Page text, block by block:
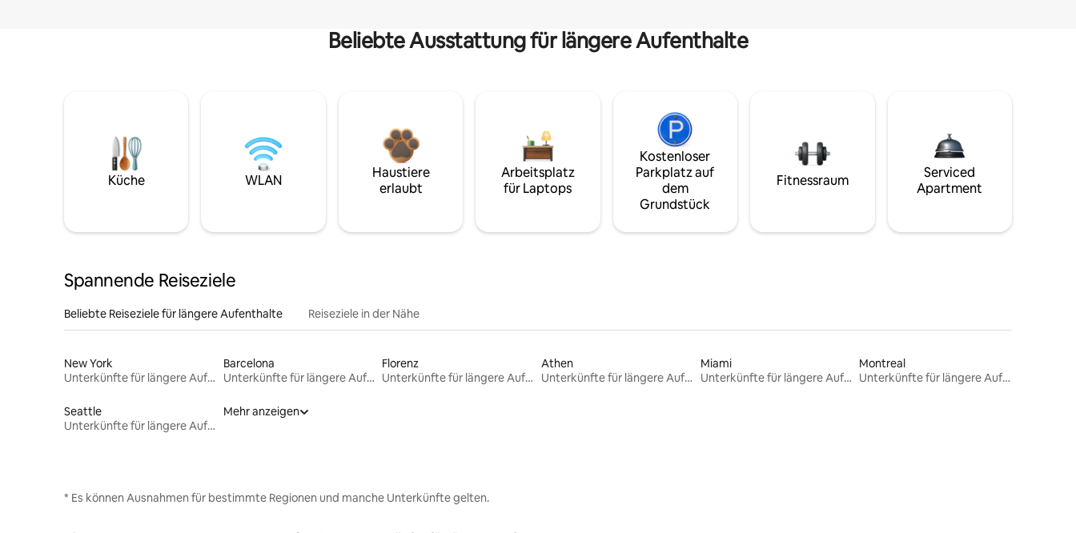
Beliebte Ausstattung für längere Aufenthalte
Küche WLAN
Haustiere
erlaubt
Arbeitsplatz
für Laptops
Kostenloser
Parkplatz auf
dem
Grundstück
Fitnessraum
Serviced
Apartment
Spannende Reiseziele
Beliebte Reiseziele für längere Aufenthalte Reiseziele in der Nähe
New York
Unterkünfte für längere Aufenthalte
Barcelona
Unterkünfte für längere Aufenthalte
Florenz
Unterkünfte für längere Aufenthalte
Athen
Unterkünfte für längere Aufenthalte
Miami
Unterkünfte für längere Aufenthalte
Montreal
Unterkünfte für längere Aufenthalte
Seattle
Unterkünfte für längere Aufenthalte
Mehr anzeigen
* Es können Ausnahmen für bestimmte Regionen und manche Unterkünfte gelten.